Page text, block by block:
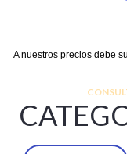
A nuestros precios debe